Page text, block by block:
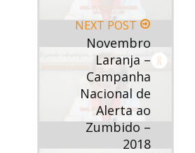
NEXT POST
Novembro
Laranja –
Campanha
Nacional de
Alerta ao
Zumbido –
2018